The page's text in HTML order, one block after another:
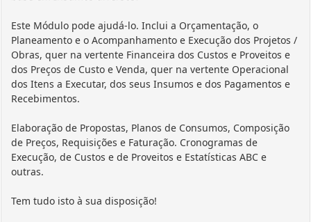
Este Módulo pode ajudá-lo. Inclui a Orçamentação, o
Planeamento e o Acompanhamento e Execução dos Projetos /
Obras, quer na vertente Financeira dos Custos e Proveitos e
dos Preços de Custo e Venda, quer na vertente Operacional
dos Itens a Executar, dos seus Insumos e dos Pagamentos e
Recebimentos.
Elaboração de Propostas, Planos de Consumos, Composição
de Preços, Requisições e Faturação. Cronogramas de
Execução, de Custos e de Proveitos e Estatísticas ABC e
outras.
Tem tudo isto à sua disposição!